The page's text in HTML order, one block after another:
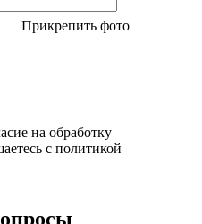
Прикрепить фото
на обработку
с политикой